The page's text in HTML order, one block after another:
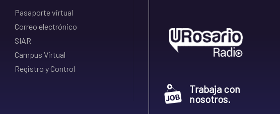
Pasaporte virtual
Correo electrónico
SIAR
Campus Virtual
Registro y Control
Trabaja con
nosotros.